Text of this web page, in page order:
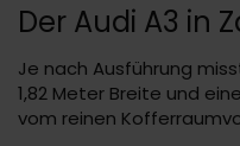
Der Audi A3 in
Je nach Ausführung
1,82 Meter Breite und
vom reinen